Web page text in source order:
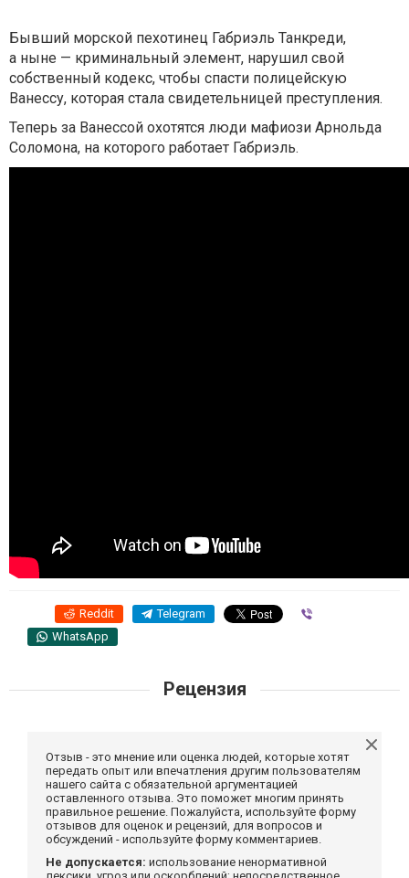
Бывший морской пехотинец Габриэль Танкреди,
а ныне — криминальный элемент, нарушил свой
собственный кодекс, чтобы спасти полицейскую
Ванессу, которая стала свидетельницей преступления.
Теперь за Ванессой охотятся люди мафиози Арнольда
Соломона, на которого работает Габриэль.
Reddit Telegram
WhatsApp
Рецензия
Отзыв - это мнение или оценка людей, которые хотят
передать опыт или впечатления другим пользователям
нашего сайта с обязательной аргументацией
оставленного отзыва. Это поможет многим принять
правильное решение. Пожалуйста, используйте форму
отзывов для оценок и рецензий, для вопросов и
обсуждений - используйте форму комментариев.
Не допускается: использование ненормативной